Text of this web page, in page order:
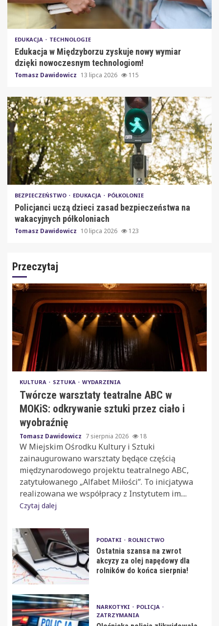
EDUKACJA TECHNOLOGIE
Edukacja w Międzyborzu zyskuje nowy wymiar
dzięki nowoczesnym technologiom!
Tomasz Dawidowicz 13 lipca 2026 115
BEZPIECZEŃSTWO EDUKACJA PÓŁKOLONIE
Policjanci uczą dzieci zasad bezpieczeństwa na
wakacyjnych półkoloniach
Tomasz Dawidowicz 10 lipca 2026 123
Przeczytaj
KULTURA SZTUKA WYDARZENIA
Twórcze warsztaty teatralne ABC w
MOKiS: odkrywanie sztuki przez ciało i
wyobraźnię
Tomasz Dawidowicz 7 sierpnia 2026 18
W Miejskim Ośrodku Kultury i Sztuki
zainaugurowano warsztaty będące częścią
międzynarodowego projektu teatralnego ABC,
zatytułowanego „Alfabet Miłości”. To inicjatywa
realizowana we współpracy z Instytutem im....
Czytaj dalej
PODATKI ROLNICTWO
Ostatnia szansa na zwrot
akcyzy za olej napędowy dla
rolników do końca sierpnia!
NARKOTYKI
POLICJA
ZATRZYMANIA